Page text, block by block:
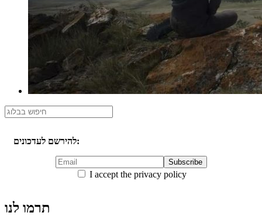
להירשם לעדכונים:
I accept the privacy policy
תרמו לנו